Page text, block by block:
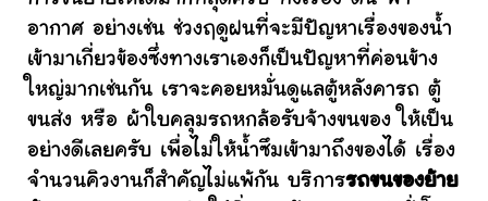
อากาศ อย่างเช่น ช่วงฤดูฝนที่จะมีปัญหาเรื่องของน้ำ
เข้ามาเกี่ยวข้องซึ่งทางเราเองก็เป็นปัญหาที่ค่อนข้าง
ใหญ่มากเช่นกัน เราจะคอยหมั่นดูแลตู้หลังคารถ ตู้
ขนส่ง หรือ ผ้าใบคลุมรถหกล้อรับจ้างขนของ ให้เป็น
อย่างดีเลยครับ เพื่อไม่ให้น้ำซึมเข้ามาถึงของได้ เรื่อง
จำนวนคิวงานก็สำคัญไม่แพ้กัน บริการรถขนของย้าย